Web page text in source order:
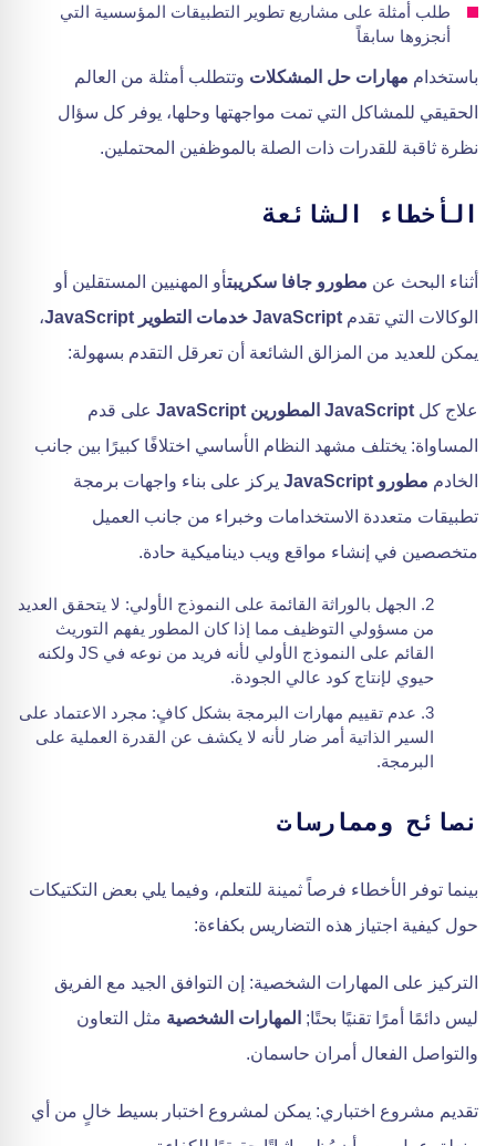
طلب أمثلة على مشاريع تطوير التطبيقات المؤسسية التي
أنجزوها سابقاً
باستخدام مهارات حل المشكلات وتتطلب أمثلة من العالم
الحقيقي للمشاكل التي تمت مواجهتها وحلها، يوفر كل سؤال
نظرة ثاقبة للقدرات ذات الصلة بالموظفين المحتملين.
الأخطاء الشائعة
أثناء البحث عن مطورو جافا سكريبتأو المهنيين المستقلين أو
الوكالات التي تقدم JavaScript خدمات التطوير JavaScript
،
يمكن للعديد من المزالق الشائعة أن تعرقل التقدم بسهولة:
علاج كل JavaScript المطورين JavaScript
على قدم
المساواة: يختلف مشهد النظام الأساسي اختلافًا كبيرًا بين جانب
الخادم مطورو JavaScript
يركز على بناء واجهات برمجة
تطبيقات متعددة الاستخدامات وخبراء من جانب العميل
متخصصين في إنشاء مواقع ويب ديناميكية حادة.
الجهل بالوراثة القائمة على النموذج الأولي: لا يتحقق العديد
من مسؤولي التوظيف مما إذا كان المطور يفهم التوريث
القائم على النموذج الأولي لأنه فريد من نوعه في JS ولكنه
حيوي لإنتاج كود عالي الجودة.
عدم تقييم مهارات البرمجة بشكل كافٍ: مجرد الاعتماد على
السير الذاتية أمر ضار لأنه لا يكشف عن القدرة العملية على
البرمجة.
نصائح وممارسات
بينما توفر الأخطاء فرصاً ثمينة للتعلم، وفيما يلي بعض التكتيكات
حول كيفية اجتياز هذه التضاريس بكفاءة:
التركيز على المهارات الشخصية: إن التوافق الجيد مع الفريق
ليس دائمًا أمرًا تقنيًا بحتًا; المهارات الشخصية مثل التعاون
والتواصل الفعال أمران حاسمان.
تقديم مشروع اختباري: يمكن لمشروع اختبار بسيط خالٍ من أي